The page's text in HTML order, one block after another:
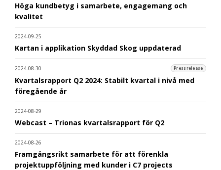
Höga kundbetyg i samarbete, engagemang och
kvalitet
2024-09-25
Kartan i applikation Skyddad Skog uppdaterad
2024-08-30 Pressrelease
Kvartalsrapport Q2 2024: Stabilt kvartal i nivå med
föregående år
2024-08-29
Webcast – Trionas kvartalsrapport för Q2
2024-08-26
Framgångsrikt samarbete för att förenkla
projektuppföljning med kunder i C7 projects